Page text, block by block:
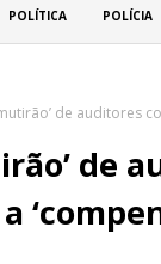
POLÍTICA POLÍCIA
de auditores
de